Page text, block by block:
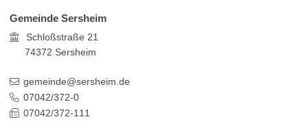
Gemeinde Sersheim
Schloßstraße 21
74372 Sersheim
gemeinde@sersheim.de
07042/372-0
07042/372-111